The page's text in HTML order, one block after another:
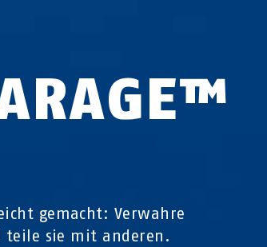
gemacht: Verwahre
teile sie mit anderen.